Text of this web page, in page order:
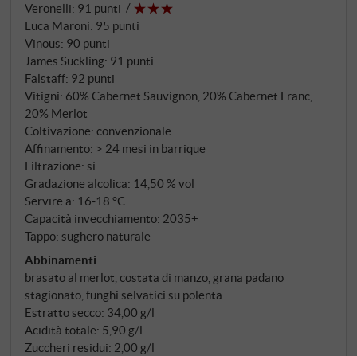
molto veneta: Il Merlot non arriva fresco dalla vigna.
Riposa da 20 a 30 giorni in cassette piatte dopo la
vendemmia manuale – appassimento, come lo
conosce Gaspari dalla Valpolicella. Poi incontra il
Cabernet appena pigiato nelle vasche di cemento,
fermenta per 40 giorni con lieviti indigeni e i tre
diventano una cosa sola.
Veronelli: 91 punti
Luca Maroni: 95 punti
Vinous: 90 punti
James Suckling: 91 punti
Falstaff: 92 punti
Vitigni: 60% Cabernet Sauvignon, 20% Cabernet Franc,
20% Merlot
Coltivazione: convenzionale
Affinamento: > 24 mesi in barrique
Filtrazione: sì
Gradazione alcolica: 14,50 % vol
Servire a: 16‑18 °C
Capacità invecchiamento: 2035+
Tappo: sughero naturale
Abbinamenti
brasato al merlot, costata di manzo, grana padano
stagionato, funghi selvatici su polenta
Estratto secco: 34,00 g/l
Acidità totale: 5,90 g/l
Zuccheri residui: 2,00 g/l